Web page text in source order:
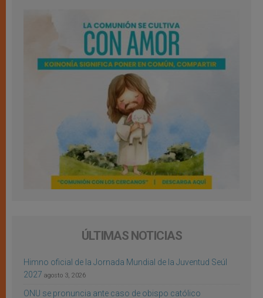
ÚLTIMAS NOTICIAS
Himno oficial de la Jornada Mundial de la Juventud Seúl
2027 agosto 3, 2026
ONU se pronuncia ante caso de obispo católico